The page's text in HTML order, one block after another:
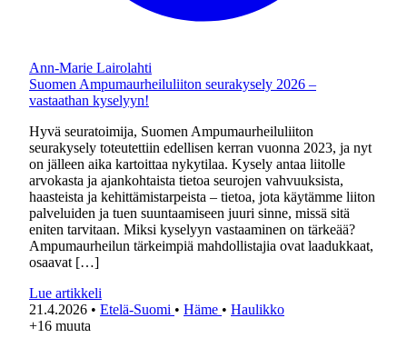
Ann-Marie Lairolahti
Suomen Ampumaurheiluliiton seurakysely 2026 –
vastaathan kyselyyn!
Hyvä seuratoimija, Suomen Ampumaurheiluliiton
seurakysely toteutettiin edellisen kerran vuonna 2023, ja nyt
on jälleen aika kartoittaa nykytilaa. Kysely antaa liitolle
arvokasta ja ajankohtaista tietoa seurojen vahvuuksista,
haasteista ja kehittämistarpeista – tietoa, jota käytämme liiton
palveluiden ja tuen suuntaamiseen juuri sinne, missä sitä
eniten tarvitaan. Miksi kyselyyn vastaaminen on tärkeää?
Ampumaurheilun tärkeimpiä mahdollistajia ovat laadukkaat,
osaavat […]
Lue artikkeli
21.4.2026 • Etelä-Suomi • Häme • Haulikko
+16 muuta